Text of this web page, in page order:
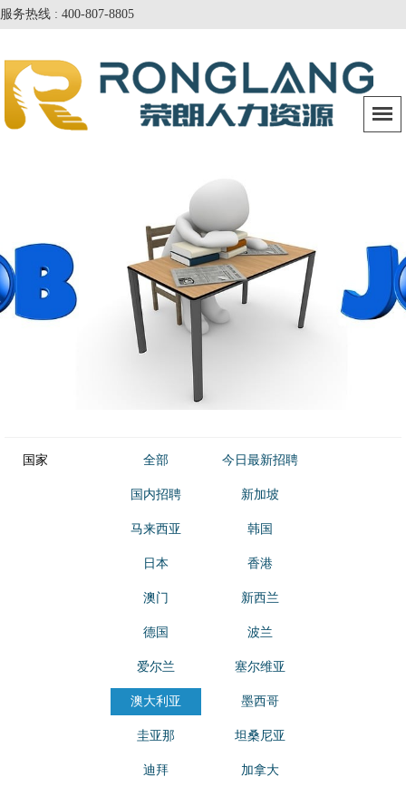
服务热线 : 400-807-8805
国家 全部 今日最新招聘
国内招聘 新加坡
马来西亚 韩国
日本 香港
澳门 新西兰
德国 波兰
爱尔兰 塞尔维亚
澳大利亚 墨西哥
圭亚那 坦桑尼亚
迪拜 加拿大